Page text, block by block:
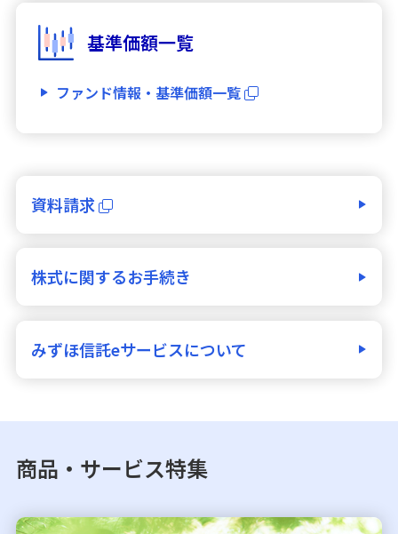
基準価額一覧
ファンド情報・基準価額一覧
資料請求
株式に関するお手続き
みずほ信託eサービスについて
商品・サービス特集